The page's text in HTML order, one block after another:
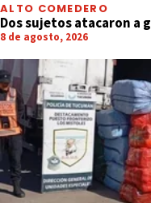
ALTO COMEDERO
Dos sujetos atacaron a
8 de agosto, 2026